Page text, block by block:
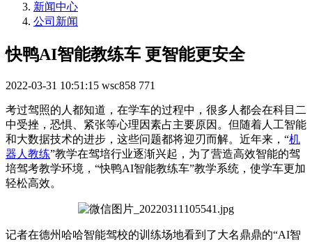
新闻中心
公司新闻
快鸭AI智能教练车 更智能更安全
2022-03-31 10:51:15 wsc858 771
考过驾照的人都知道，在学车的过程中，很多人都会在科目二
中受挫，恐惧、紧张等心理因素占主要原因。但随着人工智能
和大数据技术的进步，这些问题都将迎刃而解。近年来，“机
器人教练”教学在驾培行业逐渐兴起，为了营造高效智能的驾
培驾考教学环境，“快鸭AI智能教练车”教学系统，使学车更加
轻松高效。
记者在德州哈哈智能驾校的训练场地看到了大名鼎鼎的“AI智